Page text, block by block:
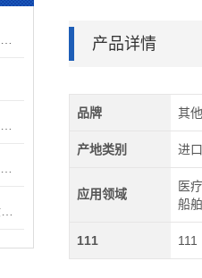
产品详情
品牌 其
产地类别 进口
应用领域
医
船舶
111 111